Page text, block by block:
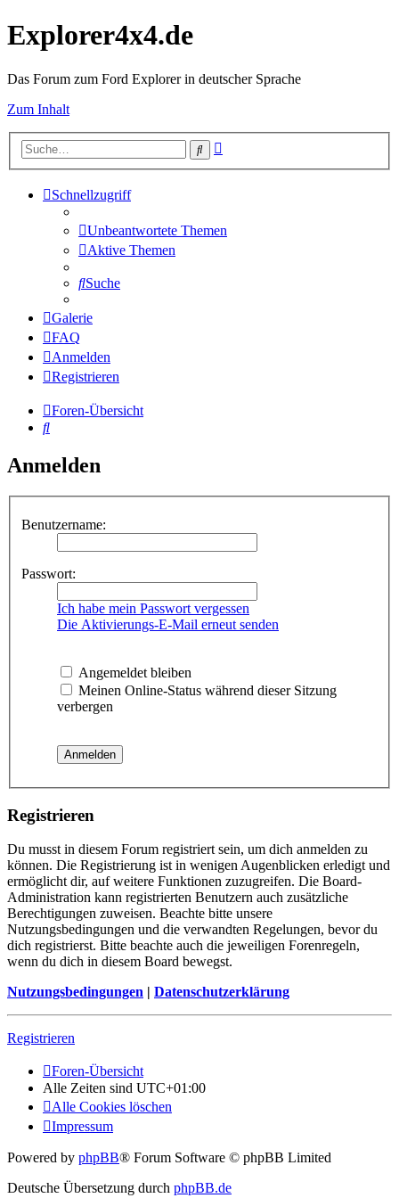
Explorer4x4.de
Das Forum zum Ford Explorer in deutscher Sprache
Zum Inhalt
Suche
Schnellzugriff
Unbeantwortete Themen
Aktive Themen
Suche
Galerie
FAQ
Anmelden
Registrieren
Foren-Übersicht
Suche
Anmelden
Benutzername:
Passwort:
Ich habe mein Passwort vergessen
Die Aktivierungs-E-Mail erneut senden
Angemeldet bleiben
Meinen Online-Status während dieser Sitzung
verbergen
Registrieren
Du musst in diesem Forum registriert sein, um dich anmelden zu
können. Die Registrierung ist in wenigen Augenblicken erledigt und
ermöglicht dir, auf weitere Funktionen zuzugreifen. Die Board-
Administration kann registrierten Benutzern auch zusätzliche
Berechtigungen zuweisen. Beachte bitte unsere
Nutzungsbedingungen und die verwandten Regelungen, bevor du
dich registrierst. Bitte beachte auch die jeweiligen Forenregeln,
wenn du dich in diesem Board bewegst.
Nutzungsbedingungen | Datenschutzerklärung
Registrieren
Foren-Übersicht
Alle Zeiten sind UTC+01:00
Alle Cookies löschen
Impressum
Powered by phpBB® Forum Software © phpBB Limited
Deutsche Übersetzung durch phpBB.de